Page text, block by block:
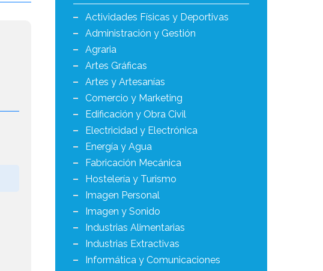
Actividades Físicas y Deportivas
Administración y Gestión
Agraria
Artes Gráficas
Artes y Artesanías
Comercio y Marketing
Edificación y Obra Civil
Electricidad y Electrónica
Energía y Agua
Fabricación Mecánica
Hostelería y Turismo
Imagen Personal
Imagen y Sonido
Industrias Alimentarias
Industrias Extractivas
Informática y Comunicaciones